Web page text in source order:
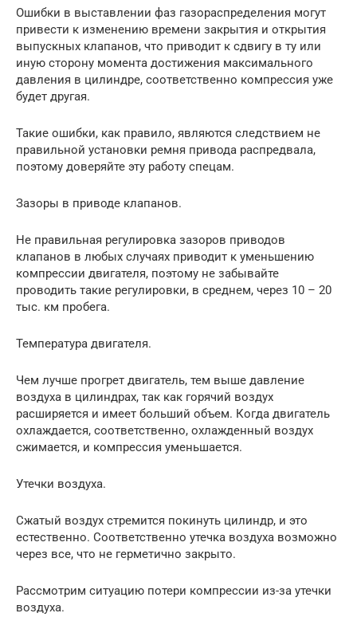
Ошибки в выставлении фаз газораспределения могут
привести к изменению времени закрытия и открытия
выпускных клапанов, что приводит к сдвигу в ту или
иную сторону момента достижения максимального
давления в цилиндре, соответственно компрессия уже
будет другая.
Такие ошибки, как правило, являются следствием не
правильной установки ремня привода распредвала,
поэтому доверяйте эту работу спецам.
Зазоры в приводе клапанов.
Не правильная регулировка зазоров приводов
клапанов в любых случаях приводит к уменьшению
компрессии двигателя, поэтому не забывайте
проводить такие регулировки, в среднем, через 10 – 20
тыс. км пробега.
Температура двигателя.
Чем лучше прогрет двигатель, тем выше давление
воздуха в цилиндрах, так как горячий воздух
расширяется и имеет больший объем. Когда двигатель
охлаждается, соответственно, охлажденный воздух
сжимается, и компрессия уменьшается.
Утечки воздуха.
Сжатый воздух стремится покинуть цилиндр, и это
естественно. Соответственно утечка воздуха возможно
через все, что не герметично закрыто.
Рассмотрим ситуацию потери компрессии из-за утечки
воздуха.